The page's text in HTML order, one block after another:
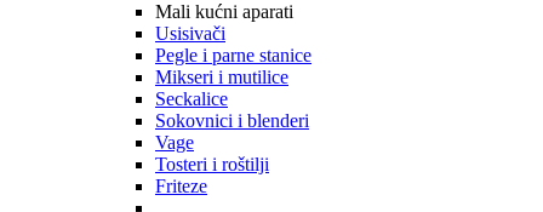
Mali kućni aparati
Usisivači
Pegle i parne stanice
Mikseri i mutilice
Seckalice
Sokovnici i blenderi
Vage
Tosteri i roštilji
Friteze